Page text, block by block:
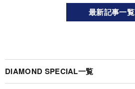
最新記事一覧
DIAMOND SPECIAL一覧